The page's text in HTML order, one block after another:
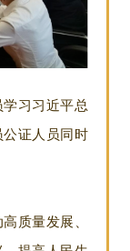
习习近平总
证人员同时
质量发展、